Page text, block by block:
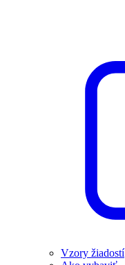
Vzory žiadostí